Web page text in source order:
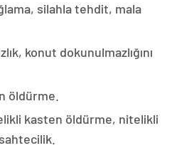
silahla tehdit, mala
konut dokunulmazlığını
öldürme.
kasten öldürme, nitelikli